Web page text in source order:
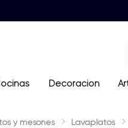
más buscados
sanitario
Decoración
y mesones Lavaplatos